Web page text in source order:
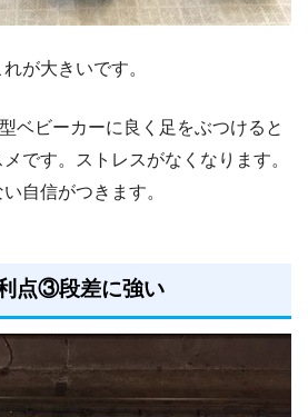
が大きいです。
ベビーカーに良く足をぶつけると
です。ストレスがなくなります。
自信がつきます。
点③段差に強い